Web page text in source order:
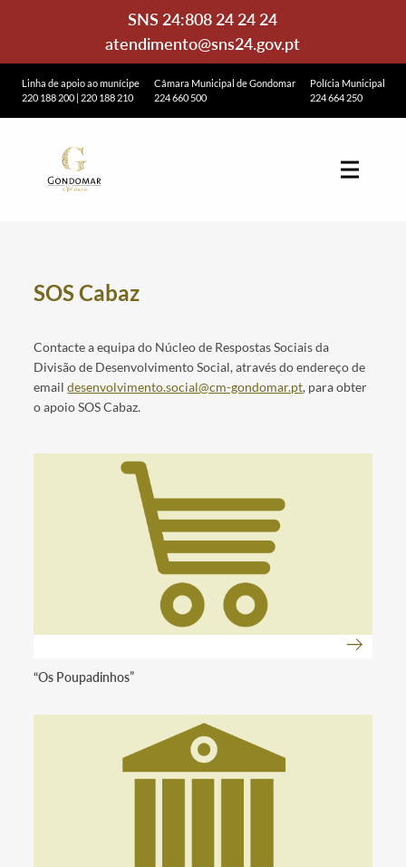
SNS 24:808 24 24 24
atendimento@sns24.gov.pt
Linha de apoio ao munícipe
220 188 200| 220 188 210
Câmara Municipal de Gondomar
224 660 500
Polícia Municipal
224 664 250
SOS Cabaz
Contacte a equipa do Núcleo de Respostas Sociais da
Divisão de Desenvolvimento Social, através do endereço de
emaildesenvolvimento.social@cm-gondomar.pt, para obter
o apoio SOS Cabaz.
“Os Poupadinhos”